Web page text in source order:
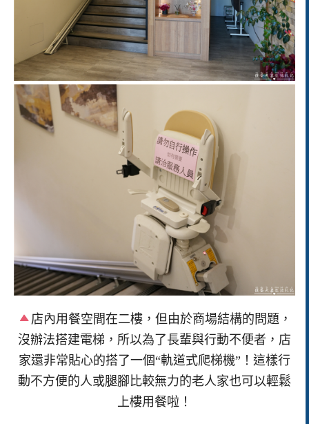
店內用餐空間在二樓，但由於商場結構的問題，
沒辦法搭建電梯，所以為了長輩與行動不便者，店
家還非常貼心的搭了一個“軌道式爬梯機”！這樣行
動不方便的人或腿腳比較無力的老人家也可以輕鬆
上樓用餐啦！